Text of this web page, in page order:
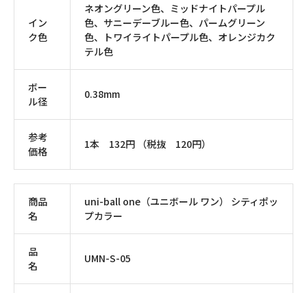
イン
ク色
ネオングリーン色、ミッドナイトパープル
色、サニーデーブルー色、パームグリーン
色、トワイライトパープル色、オレンジカク
テル色
ボー
ル径
0.38mm
参考
価格
1本 132円 （税抜 120円）
商品
名
uni-ball one（ユニボール ワン） シティポッ
プカラー
品
名
UMN-S-05